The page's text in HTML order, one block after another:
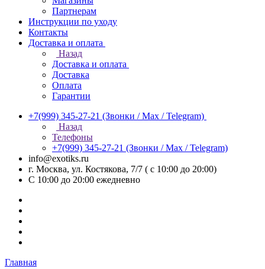
Партнерам
Инструкции по уходу
Контакты
Доставка и оплата
Назад
Доставка и оплата
Доставка
Оплата
Гарантии
+7(999) 345-27-21 (Звонки / Max / Telegram)
Назад
Телефоны
+7(999) 345-27-21 (Звонки / Max / Telegram)
info@exotiks.ru
г. Москва, ул. Костякова, 7/7 ( с 10:00 до 20:00)
С 10:00 до 20:00 ежедневно
Главная